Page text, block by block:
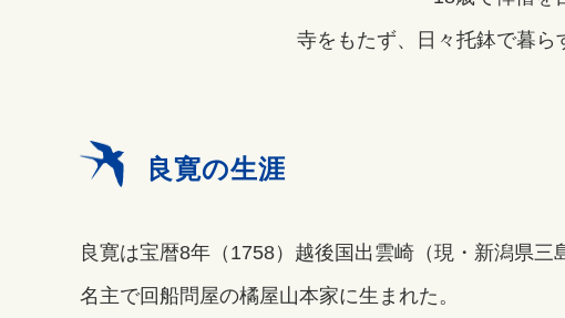
寺をもたず、日々托鉢で暮ら
良寛の生涯
良寛は宝暦8年（1758）越後国出雲崎（現・新潟県三
名主で回船問屋の橘屋山本家に生まれた。